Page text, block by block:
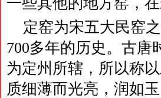
定窑为宋五大民窑
700多年的历史。古唐
为定州所辖，所以称
质细薄而光亮，润如